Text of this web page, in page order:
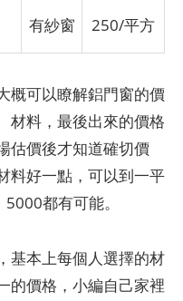
有紗窗 250/平方
概可以瞭解鋁門窗的價
材料，最後出來的價格
估價後才知道確切價
料好一點，可以到一平
都有可能。
，基本上每個人選擇的材
的價格，小編自己家裡